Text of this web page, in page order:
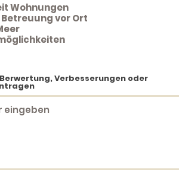
z
Wohnungen
vor Ort
Verbesserungen oder